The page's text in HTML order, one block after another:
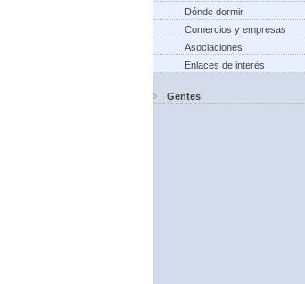
Dónde dormir
Comercios y empresas
Asociaciones
Enlaces de interés
Gentes